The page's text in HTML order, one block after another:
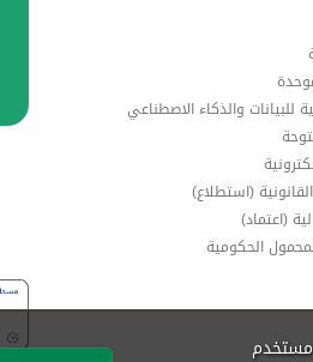
للبيانات والذكاء الاصطناعي
(استطلاع)
(اعتماد)
الحكومية